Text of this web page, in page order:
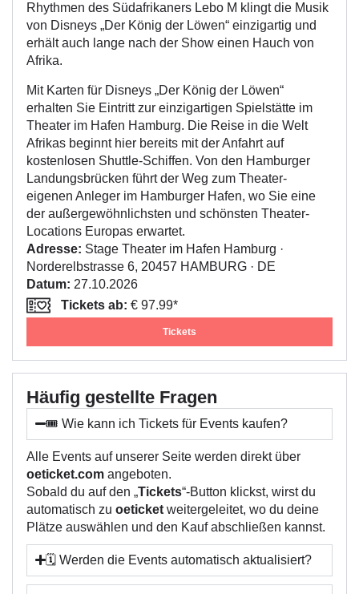
Rhythmen des Südafrikaners Lebo M klingt die Musik
von Disneys „Der König der Löwen“ einzigartig und
erhält auch lange nach der Show einen Hauch von
Afrika.
Mit Karten für Disneys „Der König der Löwen“
erhalten Sie Eintritt zur einzigartigen Spielstätte im
Theater im Hafen Hamburg. Die Reise in die Welt
Afrikas beginnt hier bereits mit der Anfahrt auf
kostenlosen Shuttle-Schiffen. Von den Hamburger
Landungsbrücken führt der Weg zum Theater-
eigenen Anleger im Hamburger Hafen, wo Sie eine
der außergewöhnlichsten und schönsten Theater-
Locations Europas erwartet.
Adresse: Stage Theater im Hafen Hamburg ·
Norderelbstrasse 6, 20457 HAMBURG · DE
Datum: 27.10.2026
Tickets ab: € 97.99*
Tickets
Häufig gestellte Fragen
🎟️ Wie kann ich Tickets für Events kaufen?
Alle Events auf unserer Seite werden direkt über
oeticket.com angeboten.
Sobald du auf den „Tickets“-Button klickst, wirst du
automatisch zu oeticket weitergeleitet, wo du deine
Plätze auswählen und den Kauf abschließen kannst.
🗓️ Werden die Events automatisch aktualisiert?